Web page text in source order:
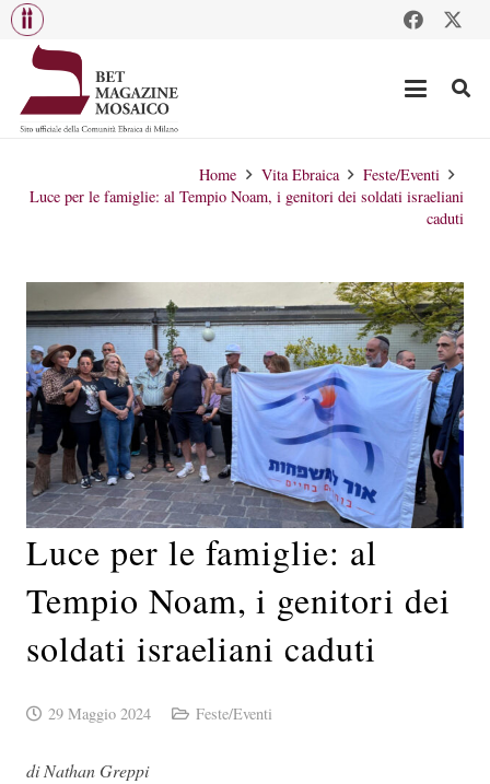
Home Vita Ebraica
Feste/Eventi
Luce per le famiglie: al Tempio Noam, i genitori dei soldati israeliani
caduti
Luce per le famiglie: al
Tempio Noam, i genitori dei
soldati israeliani caduti
29 Maggio 2024 Feste/Eventi
di Nathan Greppi